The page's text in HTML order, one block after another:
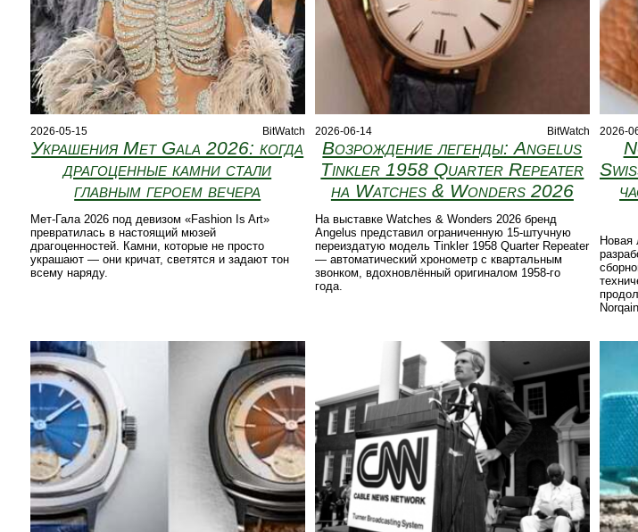
2026-05-15 BitWatch
Украшения Met Gala 2026: когда
драгоценные камни стали
главным героем вечера
Мет-Гала 2026 под девизом «Fashion Is Art»
превратилась в настоящий мюзей
драгоценностей. Камни, которые не просто
украшают — они кричат, светятся и задают тон
всему наряду.
2026-06-14 BitWatch
Возрождение легенды: Angelus
Tinkler 1958 Quarter Repeater
на Watches & Wonders 2026
На выставке Watches & Wonders 2026 бренд
Angelus представил ограниченную 15‑штучную
переиздатую модель Tinkler 1958 Quarter Repeater
— автоматический хронометр с квартальным
звонком, вдохновлённый оригиналом 1958‑го
года.
2026-
Новая